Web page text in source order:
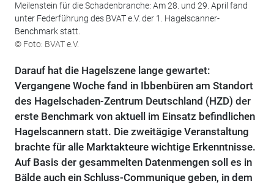
Meilenstein für die Schadenbranche: Am 28. und 29. April fand
unter Federführung des BVAT e.V. der 1. Hagelscanner-
Benchmark statt.
© Foto: BVAT e.V.
Darauf hat die Hagelszene lange gewartet:
Vergangene Woche fand in Ibbenbüren am Standort
des Hagelschaden-Zentrum Deutschland (HZD) der
erste Benchmark von aktuell im Einsatz befindlichen
Hagelscannern statt. Die zweitägige Veranstaltung
brachte für alle Marktakteure wichtige Erkenntnisse.
Auf Basis der gesammelten Datenmengen soll es in
Bälde auch ein Schluss-Communique geben, in dem